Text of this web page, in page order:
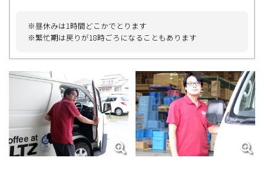
※昼休みは1時間どこかでとります
※繁忙期は戻りが18時ごろになることもあります